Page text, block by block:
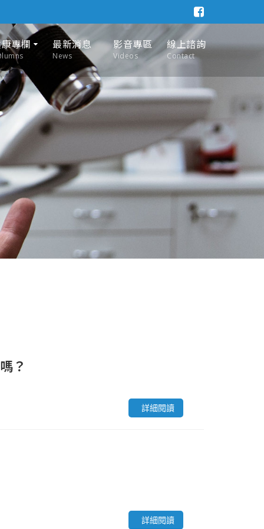
專欄 最新消息
News
影音專區
Videos
線上諮詢
Contact
？
詳細閱讀
詳細閱讀